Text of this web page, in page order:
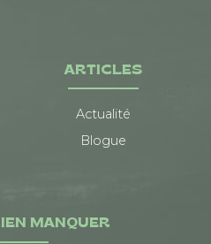
ARTICLES
Actualité
Blogue
MANQUER